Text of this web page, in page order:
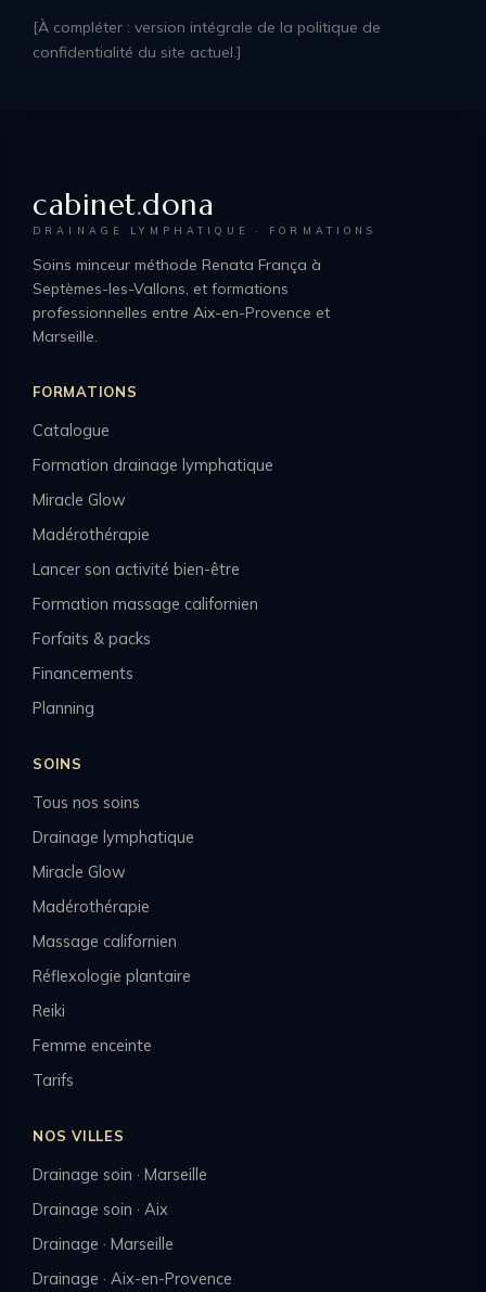
[À compléter : version intégrale de la politique de
confidentialité du site actuel.]
cabinet.dona
DRAINAGE LYMPHATIQUE · FORMATIONS
Soins minceur méthode Renata França à
Septèmes-les-Vallons, et formations
professionnelles entre Aix-en-Provence et
Marseille.
FORMATIONS
Catalogue
Formation drainage lymphatique
Miracle Glow
Madérothérapie
Lancer son activité bien-être
Formation massage californien
Forfaits & packs
Financements
Planning
SOINS
Tous nos soins
Drainage lymphatique
Miracle Glow
Madérothérapie
Massage californien
Réflexologie plantaire
Reiki
Femme enceinte
Tarifs
NOS VILLES
Drainage soin · Marseille
Drainage soin · Aix
Drainage · Marseille
Drainage · Aix-en-Provence